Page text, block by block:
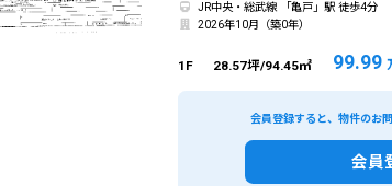
JR中央・総武線 「亀戸」駅 徒歩4分
2026年10月（築0年）
1F 28.57坪/94.45㎡ 99.99
会員登録すると、物件のお
会員